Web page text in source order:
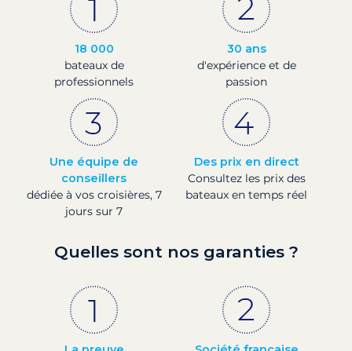
18 000
bateaux de
professionnels
30 ans
d'expérience et de
passion
Une équipe de
conseillers
dédiée à vos croisières, 7
jours sur 7
Des prix en direct
Consultez les prix des
bateaux en temps réel
Quelles sont nos garanties ?